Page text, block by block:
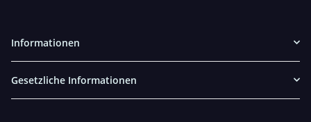
Informationen
Gesetzliche Informationen